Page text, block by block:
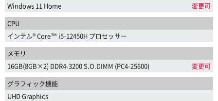
Windows 11 Home
変更可
CPU
インテル® Core™ i5-12450H プロセッサー
メモリ
16GB(8GB×2) DDR4-3200 S.O.DIMM (PC4-25600)
変更可
グラフィック機能
UHD Graphics